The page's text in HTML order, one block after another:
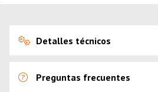
Detalles técnicos
Preguntas frecuentes